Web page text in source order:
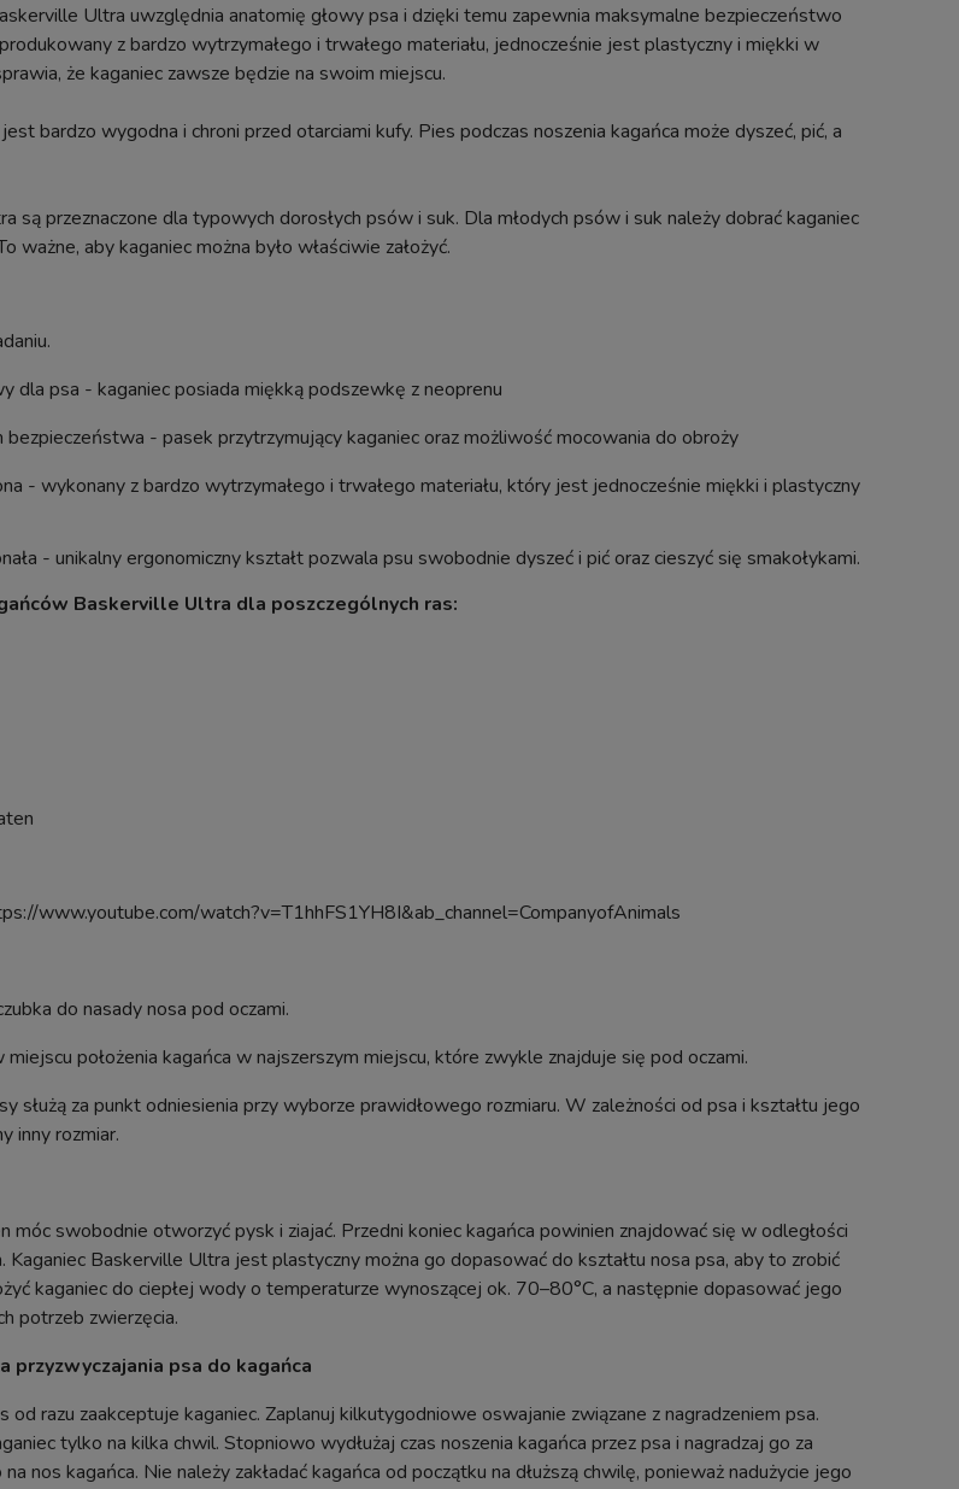
z Lampą
WODNEGO STAWU KARPI KOI
60000L
Bag 15kg Drobny Pył 0,5-2mm -
Pokrywa LED
Smaczki
65%
70g
Ciastka dla Psa Puppy Treats Mint
Treserki Ciasteczka Miętowe na
Wysyłka w: 24 godziny
21,40 zł
12,49 zł
Terrario Mata Grzewcza Z Regulacją
Wysyłka w: 24 godziny
57,90 zł
49,99 zł
Kerbl Domek
Ultra uwzględnia anatomię głowy psa i dzięki temu zapewnia maksymalne bezpieczeństwo
z bardzo wytrzymałego i trwałego materiału, jednocześnie jest plastyczny i miękki w
że kaganiec zawsze będzie na swoim miejscu.
bardzo wygodna i chroni przed otarciami kufy. Pies podczas noszenia kagańca może dyszeć, pić, a
są przeznaczone dla typowych dorosłych psów i suk. Dla młodych psów i suk należy dobrać kaganiec
ważne, aby kaganiec można było właściwie założyć.
dla psa - kaganiec posiada miękką podszewkę z neoprenu
bezpieczeństwa - pasek przytrzymujący kaganiec oraz możliwość mocowania do obroży
- wykonany z bardzo wytrzymałego i trwałego materiału, który jest jednocześnie miękki i plastyczny
- unikalny ergonomiczny kształt pozwala psu swobodnie dyszeć i pić oraz cieszyć się smakołykami.
Baskerville Ultra dla poszczególnych ras:
www.youtube.com/watch?v=T1hhFS1YH8I&ab_channel=CompanyofAnimals
do nasady nosa pod oczami.
położenia kagańca w najszerszym miejscu, które zwykle znajduje się pod oczami.
służą za punkt odniesienia przy wyborze prawidłowego rozmiaru. W zależności od psa i kształtu jego
inny rozmiar.
móc swobodnie otworzyć pysk i ziajać. Przedni koniec kagańca powinien znajdować się w odległości
Kaganiec Baskerville Ultra jest plastyczny można go dopasować do kształtu nosa psa, aby to zrobić
kaganiec do ciepłej wody o temperaturze wynoszącej ok. 70–80°C, a następnie dopasować jego
potrzeb zwierzęcia.
przyzwyczajania psa do kagańca
od razu zaakceptuje kaganiec. Zaplanuj kilkutygodniowe oswajanie związane z nagradzeniem psa.
tylko na kilka chwil. Stopniowo wydłużaj czas noszenia kagańca przez psa i nagradzaj go za
nos kagańca. Nie należy zakładać kagańca od początku na dłuższą chwilę, ponieważ nadużycie jego